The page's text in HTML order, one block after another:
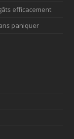
efficacement
paniquer